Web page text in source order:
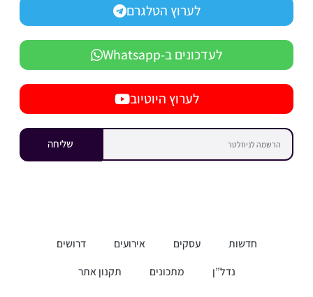
לערוץ הטלגרם
לעדכונים ב-Whatsapp
לערוץ היוטיוב
שליחה
חדשות עסקים אירועים
דרושים
נדל”ן
מתכונים תקנון אתר